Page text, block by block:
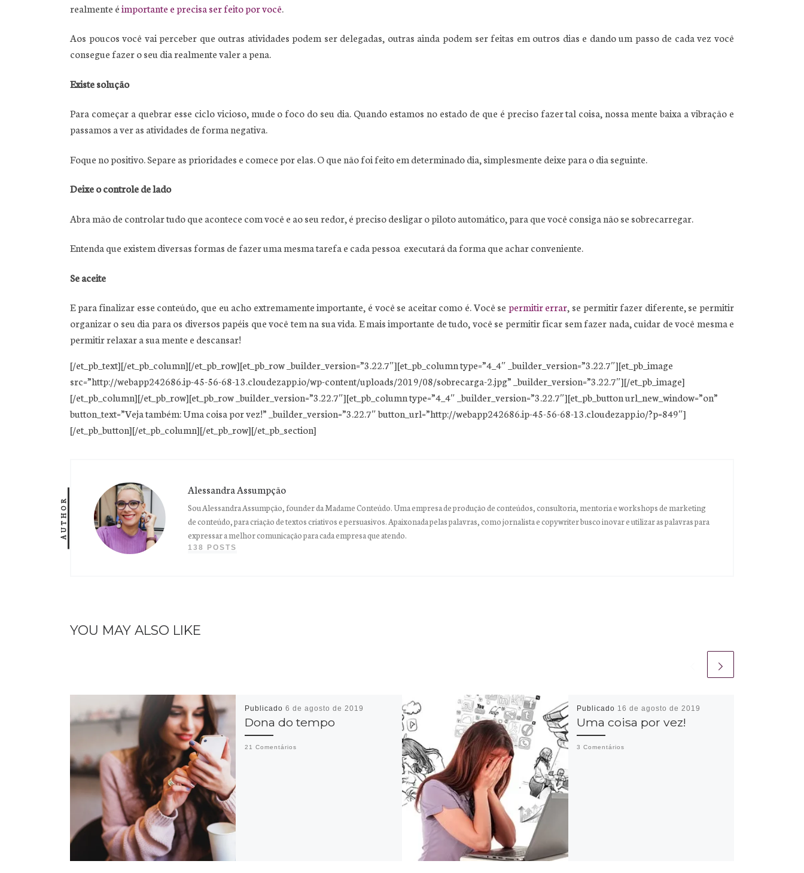
realmente éimportante e precisa ser feito por você.
Aos poucos você vai perceber que outras atividades podem ser delegadas, outras ainda podem ser feitas em outros dias e dando um passo de cada vez você
consegue fazer o seu dia realmente valer a pena.
Existe solução
Para começar a quebrar esse ciclo vicioso, mude o foco do seu dia. Quando estamos no estado de que é preciso fazer tal coisa, nossa mente baixa a vibração e
passamos a ver as atividades de forma negativa.
Foque no positivo. Separe as prioridades e comece por elas. O que não foi feito em determinado dia, simplesmente deixe para o dia seguinte.
Deixe o controle de lado
Abra mão de controlar tudo que acontece com você e ao seu redor, é preciso desligar o piloto automático, para que você consiga não se sobrecarregar.
Entenda que existem diversas formas de fazer uma mesma tarefa e cada pessoa executará da forma que achar conveniente.
Se aceite
E para finalizar esse conteúdo, que eu acho extremamente importante, é você se aceitar como é. Você se permitir errar, se permitir fazer diferente, se permitir
organizar o seu dia para os diversos papéis que você tem na sua vida. E mais importante de tudo, você se permitir ficar sem fazer nada, cuidar de você mesma e
permitir relaxar a sua mente e descansar!
[/et_pb_text][/et_pb_column][/et_pb_row][et_pb_row _builder_version=”3.22.7″][et_pb_column type=”4_4″ _builder_version=”3.22.7″][et_pb_image
src=”http://webapp242686.ip-45-56-68-13.cloudezapp.io/wp-content/uploads/2019/08/sobrecarga-2.jpg” _builder_version=”3.22.7″][/et_pb_image]
[/et_pb_column][/et_pb_row][et_pb_row _builder_version=”3.22.7″][et_pb_column type=”4_4″ _builder_version=”3.22.7″][et_pb_button url_new_window=”on”
button_text=”Veja também: Uma coisa por vez!” _builder_version=”3.22.7″ button_url=”http://webapp242686.ip-45-56-68-13.cloudezapp.io/?p=849″]
[/et_pb_button][/et_pb_column][/et_pb_row][/et_pb_section]
AUTHOR
Alessandra Assumpção
Sou Alessandra Assumpção, founder da Madame Conteúdo. Uma empresa de produção de conteúdos, consultoria, mentoria e workshops de marketing
de conteúdo, para criação de textos criativos e persuasivos. Apaixonada pelas palavras, como jornalista e copywriter busco inovar e utilizar as palavras para
expressar a melhor comunicação para cada empresa que atendo.
138 POSTS
YOU MAY ALSO LIKE
Publicado 6 de agosto de 2019
Dona do tempo
21 Comentários
Publicado 16 de agosto de 2019
Uma coisa por vez!
3 Comentários